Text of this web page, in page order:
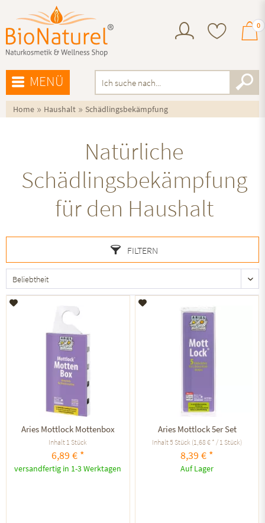
0
MENÜ
Home » Haushalt » Schädlingsbekämpfung
Natürliche
Schädlingsbekämpfung
für den Haushalt
FILTERN
Aries Mottlock Mottenbox
Inhalt 1 Stück
6,89 € *
versandfertig in 1-3 Werktagen
Aries Mottlock 5er Set
Inhalt5 Stück (1,68 € * / 1 Stück)
8,39 € *
Auf Lager